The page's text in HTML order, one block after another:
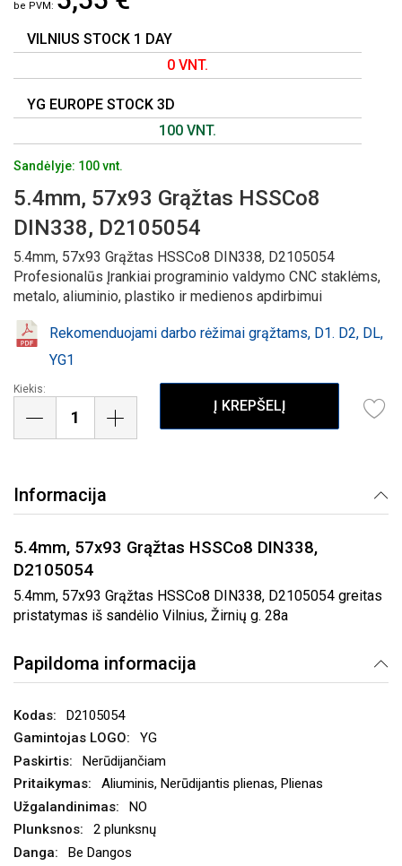
GALERIJOS
PRADŽIĄ
VILNIUS STOCK 1 DAY
0 VNT.
YG EUROPE STOCK 3D
100 VNT.
Sandėlyje: 100 vnt.
5.4mm, 57x93 Grąžtas HSSCo8
DIN338, D2105054
5.4mm, 57x93 Grąžtas HSSCo8 DIN338, D2105054
Profesionalūs Įrankiai programinio valdymo CNC staklėms,
metalo, aliuminio, plastiko ir medienos apdirbimui
Rekomenduojami darbo rėžimai grąžtams, D1. D2, DL,
YG1
Kiekis:
Į KREPŠELĮ
Informacija
5.4mm, 57x93 Grąžtas HSSCo8 DIN338,
D2105054
5.4mm, 57x93 Grąžtas HSSCo8 DIN338, D2105054 greitas
pristatymas iš sandėlio Vilnius, Žirnių g. 28a
Papildoma informacija
D2105054
YG
Nerūdijančiam
Aliuminis, Nerūdijantis plienas, Plienas
NO
2 plunksnų
Be Dangos